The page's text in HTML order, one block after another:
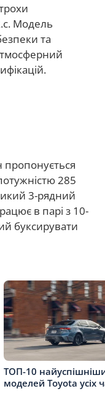
Модель
та
285
3-рядний
в парі з 10-
буксирувати
ТОП-10
моделей Toyota усіх